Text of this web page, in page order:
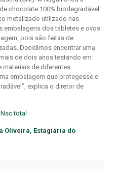
chocolate 100% biodegradável
metalizado utilizado nas
embalagens dos tabletes e ovos
pois são feitas de
Decidimos encontrar uma
de dois anos testando em
de diferentes
embalagem que protegesse o
explica o diretor de
total
Oliveira, Estagiária do